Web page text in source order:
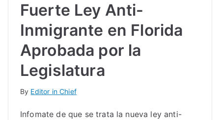
Fuerte Ley Anti-
Inmigrante en Florida
Aprobada por la
Legislatura
By Editor in Chief
Infomate de que se trata la nueva ley anti-